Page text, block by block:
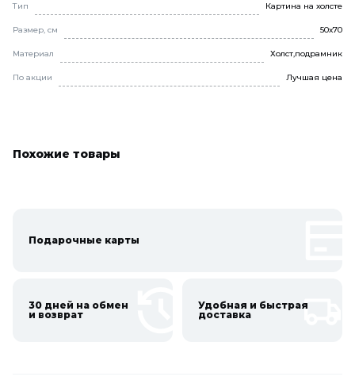
Тип Картина на холсте
Размер, см 50х70
Материал Холст,подрамник
По акции Лучшая цена
Похожие товары
Подарочные карты
30 дней на обмен
и возврат
Удобная и быстрая
доставка